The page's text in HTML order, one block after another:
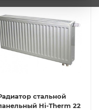
стальной
Hi-Therm 22